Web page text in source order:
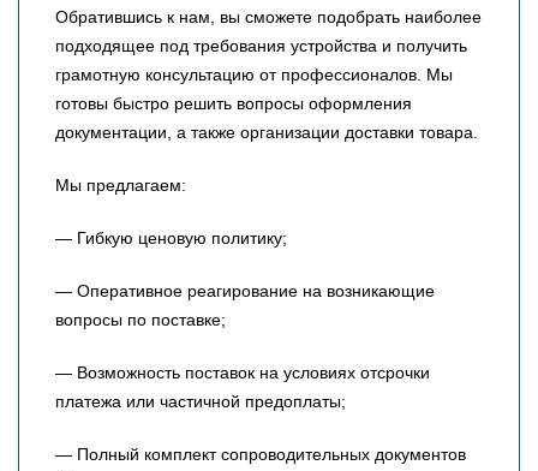
Обратившись к нам, вы сможете подобрать наиболее
подходящее под требования устройства и получить
грамотную консультацию от профессионалов. Мы
готовы быстро решить вопросы оформления
документации, а также организации доставки товара.
Мы предлагаем:
— Гибкую ценовую политику;
— Оперативное реагирование на возникающие
вопросы по поставке;
— Возможность поставок на условиях отсрочки
платежа или частичной предоплаты;
— Полный комплект сопроводительных документов